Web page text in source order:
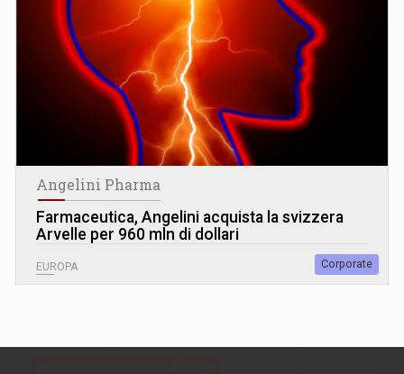
Angelini Pharma
Farmaceutica, Angelini acquista la svizzera
Arvelle per 960 mln di dollari
EUROPA Corporate